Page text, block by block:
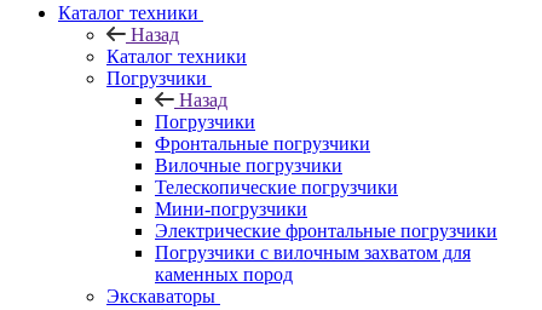
Каталог техники
Назад
Каталог техники
Погрузчики
Назад
Погрузчики
Фронтальные погрузчики
Вилочные погрузчики
Телескопические погрузчики
Мини-погрузчики
Электрические фронтальные погрузчики
Погрузчики с вилочным захватом для
каменных пород
Экскаваторы